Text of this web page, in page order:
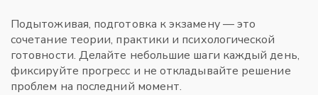
Подытоживая, подготовка к экзамену — это
сочетание теории, практики и психологической
готовности. Делайте небольшие шаги каждый день,
фиксируйте прогресс и не откладывайте решение
проблем на последний момент.